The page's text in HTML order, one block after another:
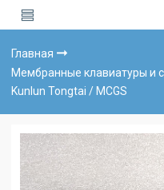
Главная
Мембранные клавиатуры и
Kunlun Tongtai / MCGS